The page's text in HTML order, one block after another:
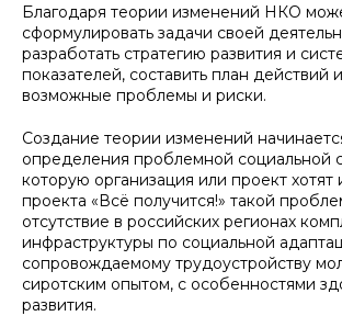
Благодаря теории изменений НКО
сформулировать задачи своей
разработать стратегию развития и
показателей, составить план действий
возможные проблемы и риски.
Создание теории изменений
определения проблемной социальной
которую организация или проект хотят
проекта «Всё получится!» такой
отсутствие в российских регионах
инфраструктуры по социальной
сопровождаемому трудоустройству
сиротским опытом, с особенностями
развития.